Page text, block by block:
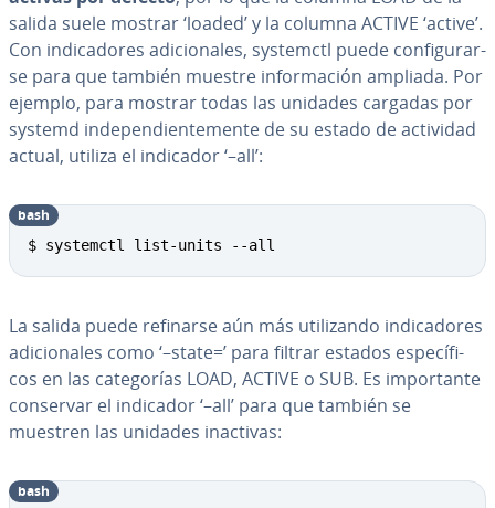
salida suele mostrar ‘loaded’ y la columna ACTIVE ‘active’.
Con in­di­ca­do­res adi­cio­na­les, systemctl puede co­n­fi­gu­rar­
se para que también muestre in­fo­r­ma­ción ampliada. Por
ejemplo, para mostrar todas las unidades cargadas por
systemd in­de­pe­n­die­n­te­me­n­te de su estado de actividad
actual, utiliza el indicador ‘–all’:
$ systemctl list-units --all
bash
La salida puede refinarse aún más uti­li­za­n­do in­di­ca­do­res
adi­cio­na­les como ‘–state=’ para filtrar estados es­pe­cí­fi­
cos en las ca­te­go­rías LOAD, ACTIVE o SUB. Es im­po­r­ta­n­te
conservar el indicador ‘–all’ para que también se
muestren las unidades inactivas:
bash